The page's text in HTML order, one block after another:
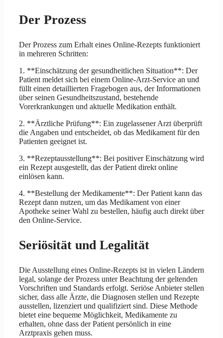
Der Prozess
Der Prozess zum Erhalt eines Online-Rezepts funktioniert
in mehreren Schritten:
1. **Einschätzung der gesundheitlichen Situation**: Der
Patient meldet sich bei einem Online-Arzt-Service an und
füllt einen detaillierten Fragebogen aus, der Informationen
über seinen Gesundheitszustand, bestehende
Vorerkrankungen und aktuelle Medikation enthält.
2. **Ärztliche Prüfung**: Ein zugelassener Arzt überprüft
die Angaben und entscheidet, ob das Medikament für den
Patienten geeignet ist.
3. **Rezeptausstellung**: Bei positiver Einschätzung wird
ein Rezept ausgestellt, das der Patient direkt online
einlösen kann.
4. **Bestellung der Medikamente**: Der Patient kann das
Rezept dann nutzen, um das Medikament von einer
Apotheke seiner Wahl zu bestellen, häufig auch direkt über
den Online-Service.
Seriösität und Legalität
Die Ausstellung eines Online-Rezepts ist in vielen Ländern
legal, solange der Prozess unter Beachtung der geltenden
Vorschriften und Standards erfolgt. Seriöse Anbieter stellen
sicher, dass alle Ärzte, die Diagnosen stellen und Rezepte
ausstellen, lizenziert und qualifiziert sind. Diese Methode
bietet eine bequeme Möglichkeit, Medikamente zu
erhalten, ohne dass der Patient persönlich in eine
Arztpraxis gehen muss.